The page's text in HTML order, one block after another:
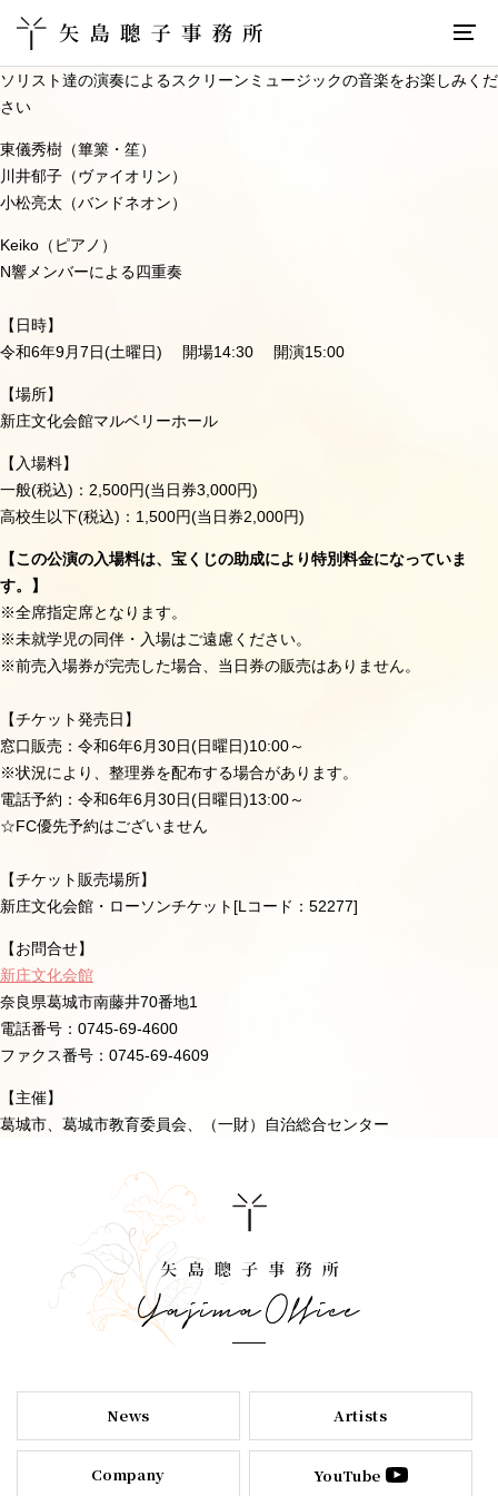
ソリスト達の演奏によるスクリーンミュージックの音楽をお楽しみくだ
さい
東儀秀樹（篳篥・笙）
川井郁子（ヴァイオリン）
小松亮太（バンドネオン）
Keiko（ピアノ）
N響メンバーによる四重奏
【日時】
令和6年9月7日(土曜日) 開場14:30 開演15:00
【場所】
新庄文化会館マルベリーホール
【入場料】
一般(税込)：2,500円(当日券3,000円)
高校生以下(税込)：1,500円(当日券2,000円)
【この公演の入場料は、宝くじの助成により特別料金になっていま
す。】
※全席指定席となります。
※未就学児の同伴・入場はご遠慮ください。
※前売入場券が完売した場合、当日券の販売はありません。
【チケット発売日】
窓口販売：令和6年6月30日(日曜日)10:00～
※状況により、整理券を配布する場合があります。
電話予約：令和6年6月30日(日曜日)13:00～
☆FC優先予約はございません
【チケット販売場所】
新庄文化会館・ローソンチケット[Lコード：52277]
【お問合せ】
新庄文化会館
奈良県葛城市南藤井70番地1
電話番号：0745-69-4600
ファクス番号：0745-69-4609
【主催】
葛城市、葛城市教育委員会、（一財）自治総合センター
News Artists
Company YouTube